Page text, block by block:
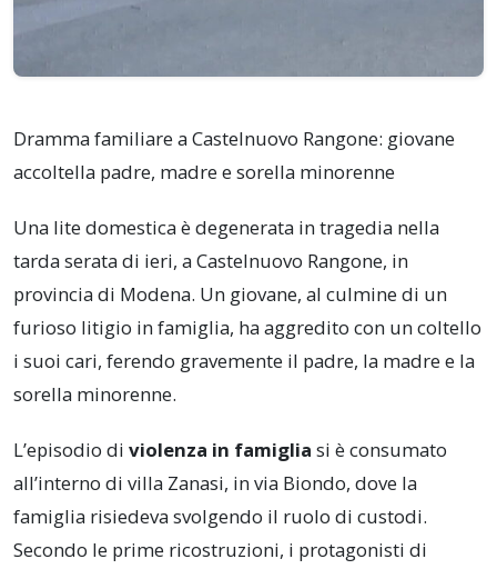
Dramma familiare a Castelnuovo Rangone: giovane
accoltella padre, madre e sorella minorenne
Una lite domestica è degenerata in tragedia nella
tarda serata di ieri, a Castelnuovo Rangone, in
provincia di Modena. Un giovane, al culmine di un
furioso litigio in famiglia, ha aggredito con un coltello
i suoi cari, ferendo gravemente il padre, la madre e la
sorella minorenne.
L’episodio di violenza in famiglia si è consumato
all’interno di villa Zanasi, in via Biondo, dove la
famiglia risiedeva svolgendo il ruolo di custodi.
Secondo le prime ricostruzioni, i protagonisti di